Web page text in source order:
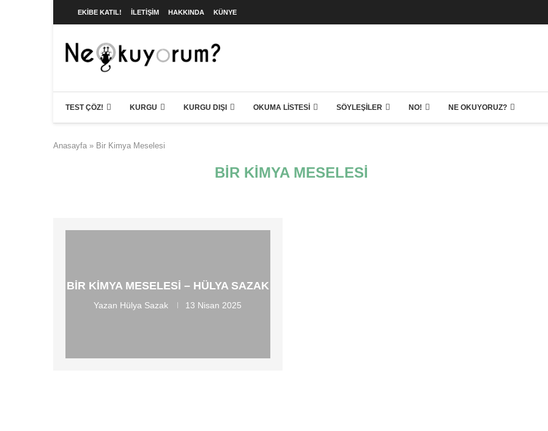
EKIBE KATIL! İLETIŞIM HAKKINDA KÜNYE
TEST ÇÖZ! KURGU KURGU DIŞI OKUMA LISTESI SÖYLEŞILER NO! NE OKUYORUZ?
Anasayfa » Bir Kimya Meselesi
BIR KIMYA MESELESI
BIR KIMYA MESELESI – HÜLYA SAZAK
Yazan Hülya Sazak 13 Nisan 2025